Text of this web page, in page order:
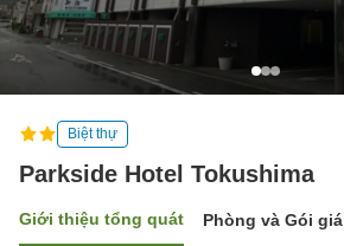
Biệt thự
Parkside Hotel Tokushima
Giới thiệu tổng quát Phòng và Gói giá